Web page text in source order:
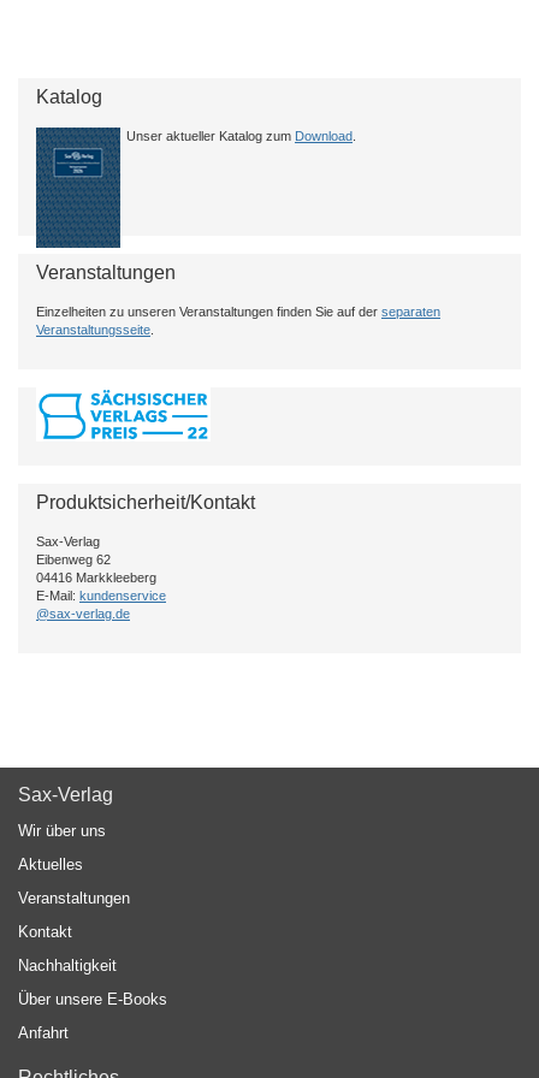
Katalog
Unser aktueller Katalog zum Download
Veranstaltungen
Einzelheiten zu unseren Veranstaltungen finden Sie auf der separaten
Veranstaltungsseite
Produktsicherheit/Kontakt
Sax-Verlag
Eibenweg 62
04416 Markkleeberg
E-Mail: kundenservice
@sax-verlag.de
Sax-Verlag
Wir über uns
Aktuelles
Veranstaltungen
Kontakt
Nachhaltigkeit
Über unsere E-Books
Anfahrt